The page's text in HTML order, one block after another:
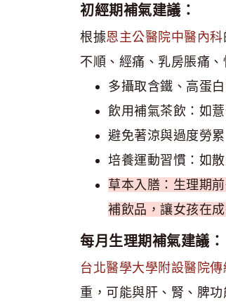
初經期補氣建議：
根據恩主公醫院中醫內科
不順、經痛、乳房脹痛
多攝取含鐵、高蛋
飲用補氣茶飲：如
避免著涼與過度勞
培養運動習慣：如
草本入膳：生理期
補飲品，讓女孩在
每月生理期補氣建議：
台北醫學大學附設醫院
重，可能與肝、腎、脾